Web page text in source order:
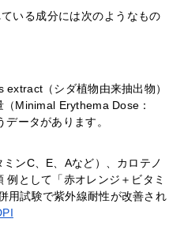
いる成分には次のようなもの
（シダ植物由来抽出物）
Minimal Erythema Dose：
ータがあります。
ンC、E、Aなど）、カロテノ
例として「赤オレンジ＋ビタミ
用試験で紫外線耐性が改善され